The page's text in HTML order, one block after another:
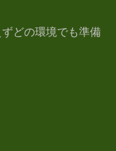
どの環境でも準備